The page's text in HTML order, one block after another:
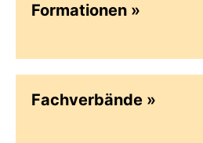
Formationen
Fachverbände